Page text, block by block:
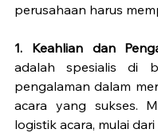
perusahaan harus
1. Keahlian dan
adalah spesialis di
pengalaman dalam
acara yang sukses.
logistik acara, mulai